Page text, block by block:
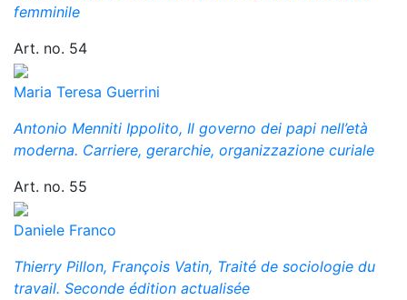
femminile
Art. no. 54
Maria Teresa Guerrini
Antonio Menniti Ippolito, Il governo dei papi nell’età
moderna. Carriere, gerarchie, organizzazione curiale
Art. no. 55
Daniele Franco
Thierry Pillon, François Vatin, Traité de sociologie du
travail. Seconde édition actualisée